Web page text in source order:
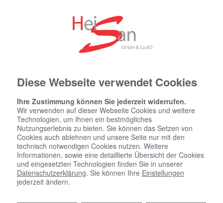
Diese Webseite verwendet Cookies
Ihre Zustimmung können Sie jederzeit widerrufen.
Wir verwenden auf dieser Webseite Cookies und weitere
Technologien, um Ihnen ein bestmögliches
Nutzungserlebnis zu bieten. Sie können das Setzen von
Cookies auch ablehnen und unsere Seite nur mit den
technisch notwendigen Cookies nutzen. Weitere
Informationen, sowie eine detaillierte Übersicht der Cookies
und eingesetzten Technologien finden Sie in unserer
Datenschutzerklärung. Sie können Ihre Einstellungen
jederzeit ändern.